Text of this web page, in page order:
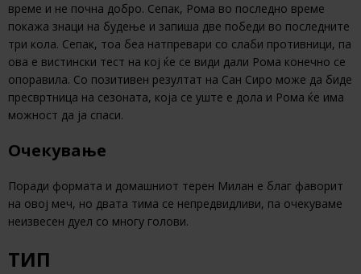
време и не почна добро. Сепак, Рома во последно време
покажа знаци на будење и запиша две победи во последните
три кола. Сепак, тоа беа натпревари со слаби противници, па
ова е вистински тест на кој ќе се види дали Рома конечно се
опоравила. Со позитивен резултат на Сан Сиро може да биде
пресвртница на сезоната, која се уште е дола и Рома ќе има
можност да ја спаси.
Очекување
Поради формата и домашниот терен Милан е благ фаворит
на овој меч, но двата тима се непредвидливи, па очекуваме
неизвесен дуел со многу голови.
ТИП